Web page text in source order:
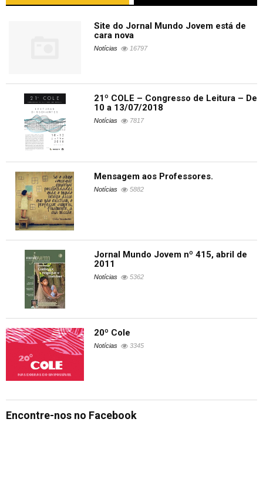
Site do Jornal Mundo Jovem está de
cara nova
Notícias 16797
21º COLE – Congresso de Leitura – De
10 a 13/07/2018
Notícias 7817
Mensagem aos Professores.
Notícias 5882
Jornal Mundo Jovem nº 415, abril de
2011
Notícias 5362
20º Cole
Notícias 3345
Encontre-nos no Facebook